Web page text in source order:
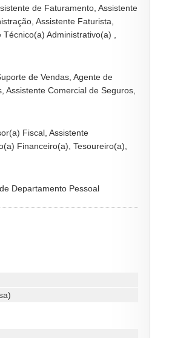
de Faturamento, Assistente
Assistente Faturista,
Administrativo(a) ,
de Vendas, Agente de
Assistente Comercial de Seguros,
Fiscal, Assistente
Financeiro(a), Tesoureiro(a),
Departamento Pessoal